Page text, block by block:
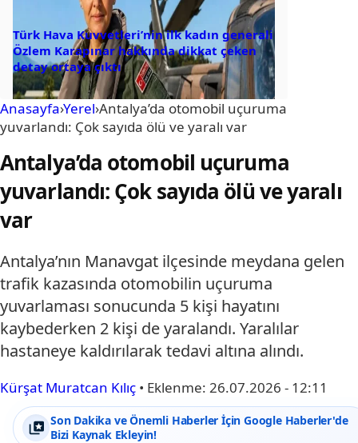
Türk Hava Kuvvetleri’nin ilk kadın generali
Özlem Karapınar hakkında dikkat çeken
detay ortaya çıktı
Anasayfa›Yerel›Antalya’da otomobil uçuruma
yuvarlandı: Çok sayıda ölü ve yaralı var
Antalya’da otomobil uçuruma
yuvarlandı: Çok sayıda ölü ve yaralı
var
Antalya’nın Manavgat ilçesinde meydana gelen
trafik kazasında otomobilin uçuruma
yuvarlaması sonucunda 5 kişi hayatını
kaybederken 2 kişi de yaralandı. Yaralılar
hastaneye kaldırılarak tedavi altına alındı.
Kürşat Muratcan Kılıç • Eklenme: 26.07.2026 - 12:11
Son Dakika ve Önemli Haberler İçin Google Haberler'de
Bizi Kaynak Ekleyin!